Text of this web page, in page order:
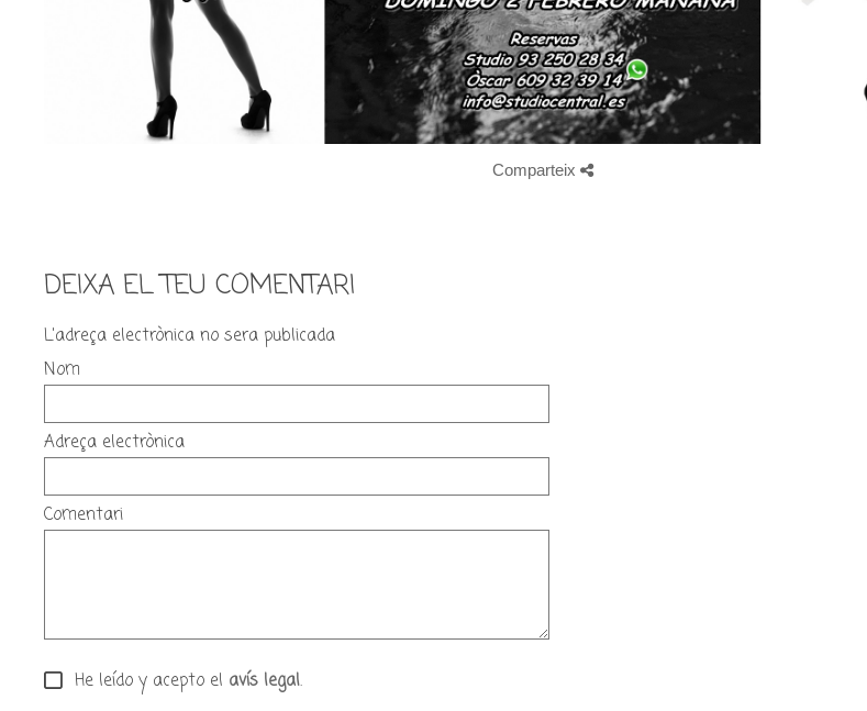
Comparteix
DEIXA EL TEU COMENTARI
L'adreça electrònica no sera publicada
Nom
Adreça electrònica
Comentari
He leído y acepto el avís legal.